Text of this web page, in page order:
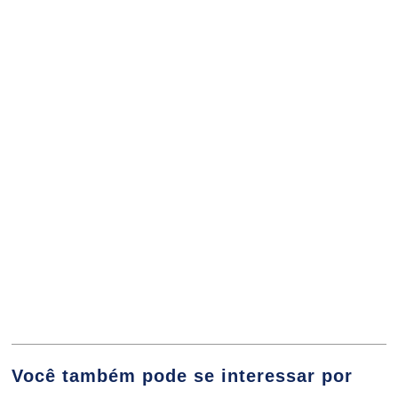
Você também pode se interessar por